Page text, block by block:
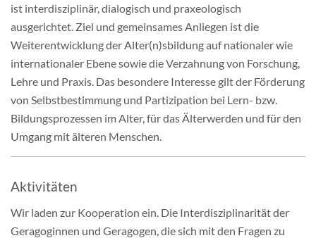
Publikationen
ist interdisziplinär, dialogisch und praxeologisch
ausgerichtet. Ziel und gemeinsames Anliegen ist die
Weiterentwicklung der Alter(n)sbildung auf nationaler wie
internationaler Ebene sowie die Verzahnung von Forschung,
Lehre und Praxis. Das besondere Interesse gilt der Förderung
von Selbstbestimmung und Partizipation bei Lern- bzw.
Bildungsprozessen im Alter, für das Älterwerden und für den
Umgang mit älteren Menschen.
Aktivitäten
Wir laden zur Kooperation ein. Die Interdisziplinarität der
Geragoginnen und Geragogen, die sich mit den Fragen zu